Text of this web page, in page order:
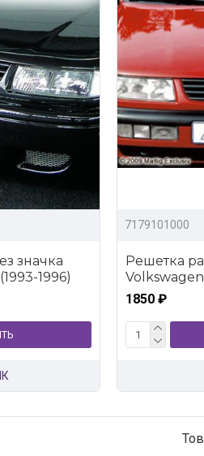
значка
1996)
7179101000
Решетка
Volkswagen
1850 ₽